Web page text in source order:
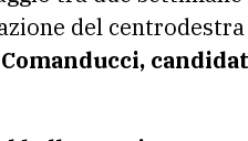
del